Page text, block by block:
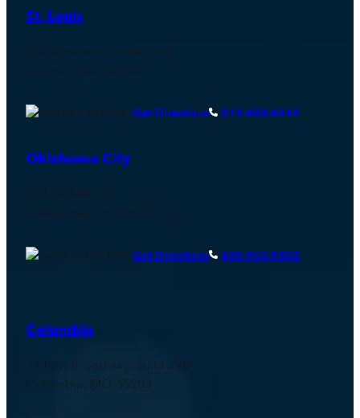
St. Louis
Get Directions 314-888-4444
Oklahoma City
Get Directions 405-900-9000
Columbia
33 East Broadway, Suite 290
Columbia, MO 65203